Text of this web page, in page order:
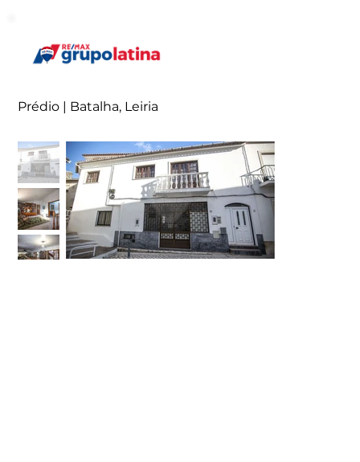
Prédio | Batalha, Leiria